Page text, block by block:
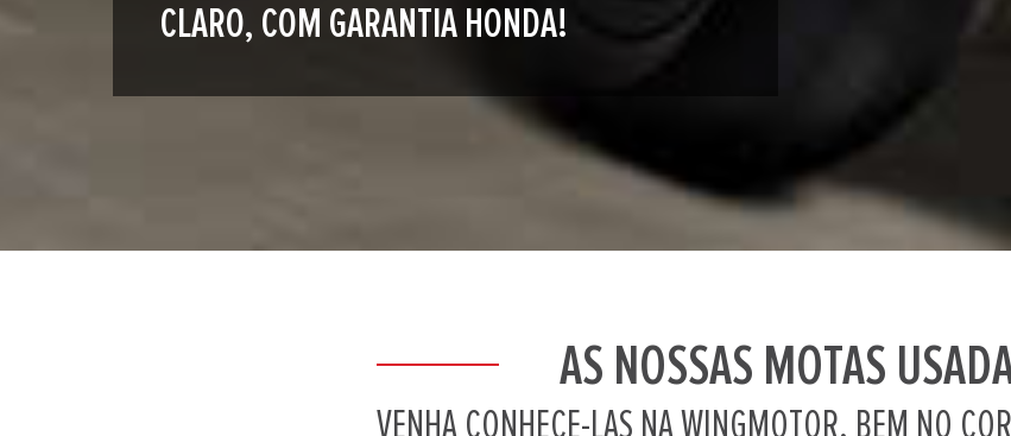
CLARO, COM GARANTIA HONDA!
AS NOSSAS MOTAS
VENHA CONHECE-LAS NA WINGMOTOR, BEM NO